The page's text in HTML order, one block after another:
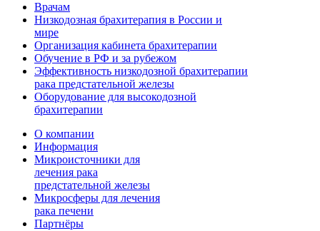
Врачам
Низкодозная брахитерапия в России и
мире
Организация кабинета брахитерапии
Обучение в РФ и за рубежом
Эффективность низкодозной брахитерапии
рака предстательной железы
Оборудование для высокодозной
брахитерапии
О компании
Информация
Микроисточники для
лечения рака
предстательной железы
Микросферы для лечения
рака печени
Партнёры